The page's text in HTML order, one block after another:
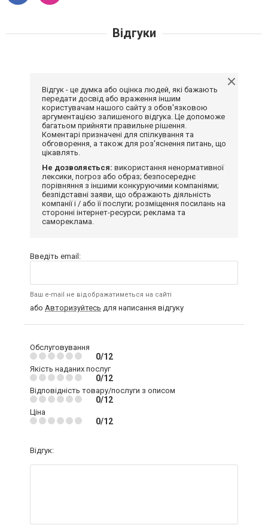
Відгуки
Відгук - це думка або оцінка людей, які бажають
передати досвід або враження іншим
користувачам нашого сайту з обов'язковою
аргументацією залишеного відгука. Це допоможе
багатьом прийняти правильне рішення.
Коментарі призначені для спілкування та
обговорення, а також для роз'яснення питань, що
цікавлять.
Не дозволяється: використання ненормативної
лексики, погроз або образ; безпосереднє
порівняння з іншими конкуруючими компаніями;
безпідставні заяви, що ображають діяльність
компанії і / або її послуги; розміщення посилань на
сторонні інтернет-ресурси; реклама та
самореклама.
Введіть email:
Ваш e-mail не відображатиметься на сайті
або Авторизуйтесь для написання відгуку
Обслуговування
0/12
Якість наданих послуг
0/12
Відповідність товару/послуги з описом
0/12
Ціна
0/12
Відгук: